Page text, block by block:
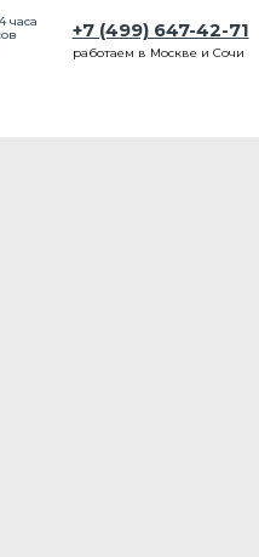
+7 (499) 647-42-71
работаем в Москве и Сочи